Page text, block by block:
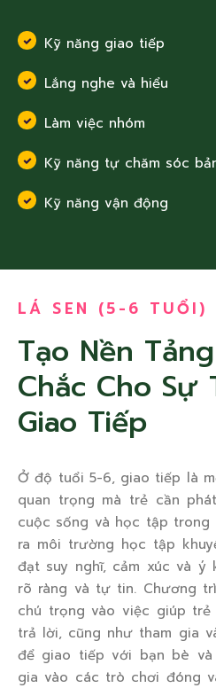
Kỹ năng giao tiếp
Lắng nghe và hiểu
Làm việc nhóm
Kỹ năng tự chăm sóc
Kỹ năng vận động
LÁ SEN (5-6 TUỔI)
Tạo Nền
Chắc Cho Sự
Giao Tiếp
Ở độ tuổi 5-6, giao tiếp là
quan trọng mà trẻ cần
cuộc sống và học tập
ra môi trường học tập
đạt suy nghĩ, cảm xúc và ý
rõ ràng và tự tin. Chương
chú trọng vào việc giúp
trả lời, cũng như tham gia
để giao tiếp với bạn bè và
gia vào các trò chơi đóng